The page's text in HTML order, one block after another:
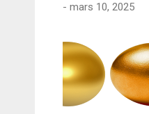
- mars 10, 2025